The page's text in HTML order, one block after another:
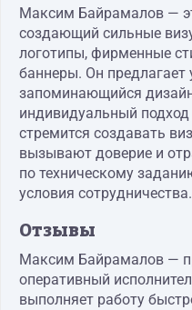
Максим Байрамалов —
создающий сильные
логотипы, фирменные
баннеры. Он предлагает
запоминающийся
индивидуальный
стремится создавать
вызывают доверие и
по техническому
условия сотрудничества.
Отзывы
Максим Байрамалов —
оперативный
выполняет работу